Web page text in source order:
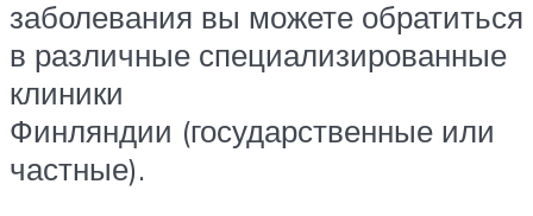
заболевания вы можете обратиться
в различные специализированные
клиники
Финляндии (государственные или
частные).